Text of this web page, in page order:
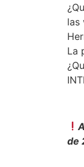
las
La
de